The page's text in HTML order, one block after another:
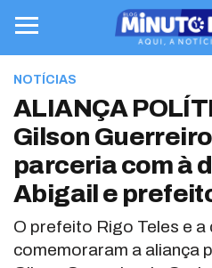
NOTÍCIAS
ALIANÇA
Gilson
parceria com à
Abigail e
O prefeito Rigo Teles e a
comemoraram a aliança